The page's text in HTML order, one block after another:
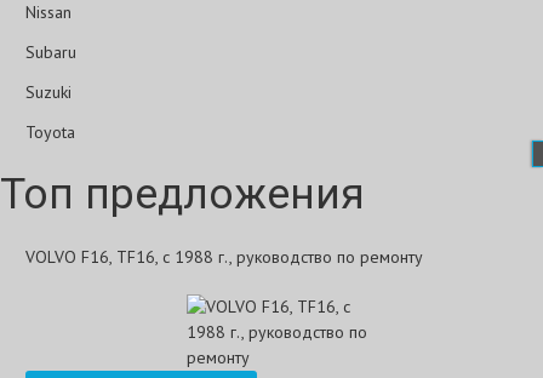
Nissan
Subaru
Suzuki
Toyota
Топ предложения
VOLVO F16, TF16, с 1988 г., руководство по ремонту